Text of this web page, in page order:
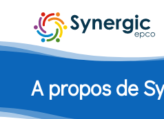
A propos de